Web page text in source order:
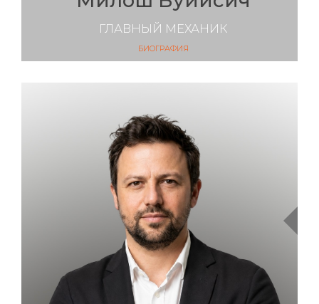
Милош Вуйисич
ГЛАВНЫЙ МЕХАНИК
БИОГРАФИЯ